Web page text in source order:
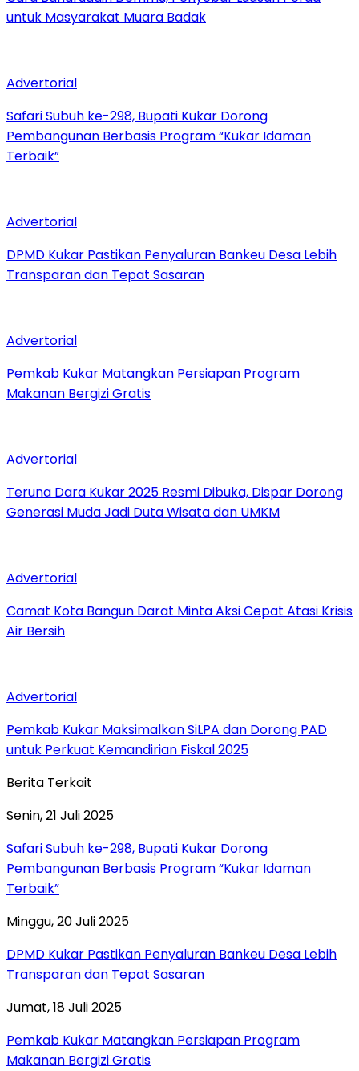
untuk Masyarakat Muara Badak
Advertorial
Safari Subuh ke-298, Bupati Kukar Dorong
Pembangunan Berbasis Program “Kukar Idaman
Terbaik”
Advertorial
DPMD Kukar Pastikan Penyaluran Bankeu Desa Lebih
Transparan dan Tepat Sasaran
Advertorial
Pemkab Kukar Matangkan Persiapan Program
Makanan Bergizi Gratis
Advertorial
Teruna Dara Kukar 2025 Resmi Dibuka, Dispar Dorong
Generasi Muda Jadi Duta Wisata dan UMKM
Advertorial
Camat Kota Bangun Darat Minta Aksi Cepat Atasi Krisis
Air Bersih
Advertorial
Pemkab Kukar Maksimalkan SiLPA dan Dorong PAD
untuk Perkuat Kemandirian Fiskal 2025
Berita Terkait
Senin, 21 Juli 2025
Safari Subuh ke-298, Bupati Kukar Dorong
Pembangunan Berbasis Program “Kukar Idaman
Terbaik”
Minggu, 20 Juli 2025
DPMD Kukar Pastikan Penyaluran Bankeu Desa Lebih
Transparan dan Tepat Sasaran
Jumat, 18 Juli 2025
Pemkab Kukar Matangkan Persiapan Program
Makanan Bergizi Gratis